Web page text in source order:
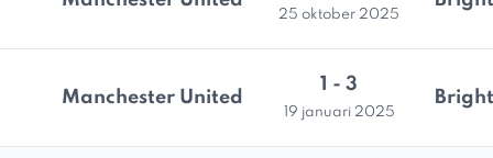
25 oktober 2025
Manchester United
1 - 3
19 januari 2025